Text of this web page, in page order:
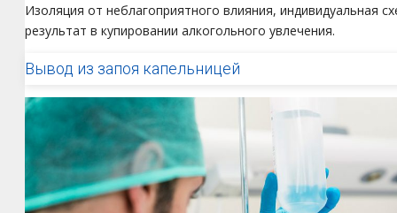
Изоляция от неблагоприятного влияния, индивидуальная
результат в купировании алкогольного увлечения.
Вывод из запоя капельницей